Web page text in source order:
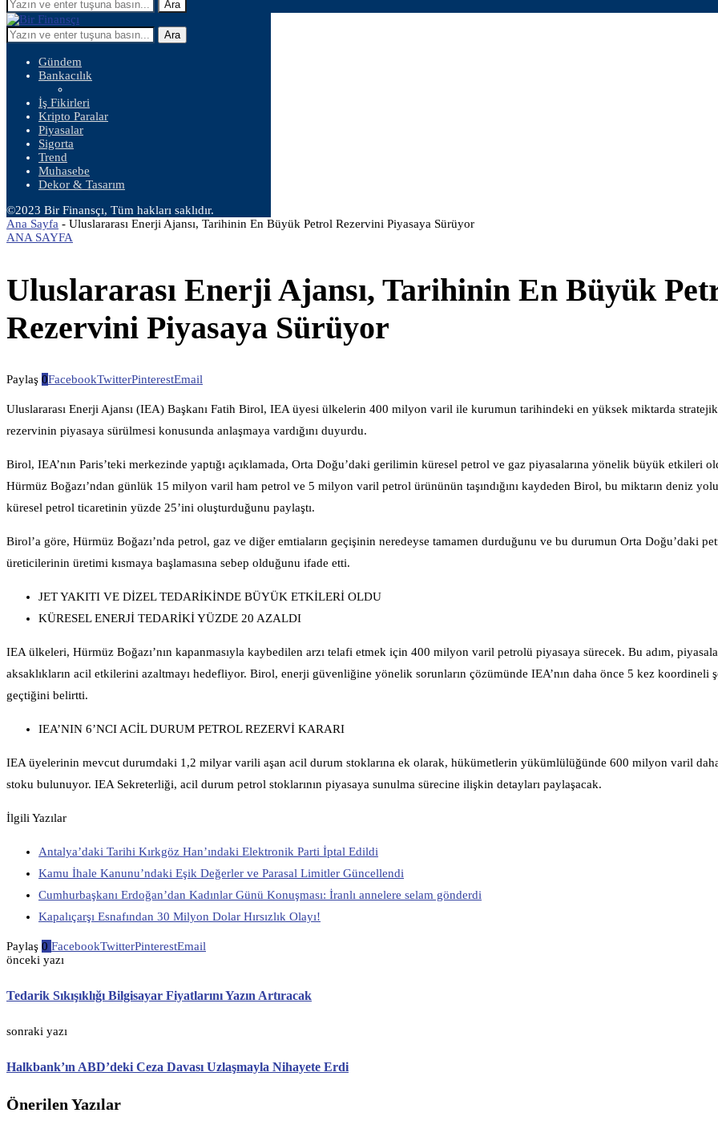
Ara
Ara
Gündem
Bankacılık
İş Fikirleri
Kripto Paralar
Piyasalar
Sigorta
Trend
Muhasebe
Dekor & Tasarım
©2023 Bir Finansçı, Tüm hakları saklıdır.
Ana Sayfa - Uluslararası Enerji Ajansı, Tarihinin En Büyük Petrol Rezervini Piyasaya Sürüyor
ANA SAYFA
Uluslararası Enerji Ajansı, Tarihinin En Büyük
Rezervini Piyasaya Sürüyor
Paylaş 0FacebookTwitterPinterestEmail
Uluslararası Enerji Ajansı (IEA) Başkanı Fatih Birol, IEA üyesi ülkelerin 400 milyon varil ile kurumun tarihindeki en yüksek miktarda
rezervinin piyasaya sürülmesi konusunda anlaşmaya vardığını duyurdu.
Birol, IEA’nın Paris’teki merkezinde yaptığı açıklamada, Orta Doğu’daki gerilimin küresel petrol ve gaz piyasalarına yönelik büyük etkileri
Hürmüz Boğazı’ndan günlük 15 milyon varil ham petrol ve 5 milyon varil petrol ürününün taşındığını kaydeden Birol, bu miktarın deniz
küresel petrol ticaretinin yüzde 25’ini oluşturduğunu paylaştı.
Birol’a göre, Hürmüz Boğazı’nda petrol, gaz ve diğer emtiaların geçişinin neredeyse tamamen durduğunu ve bu durumun Orta Doğu’daki
üreticilerinin üretimi kısmaya başlamasına sebep olduğunu ifade etti.
JET YAKITI VE DİZEL TEDARİKİNDE BÜYÜK ETKİLERİ OLDU
KÜRESEL ENERJİ TEDARİKİ YÜZDE 20 AZALDI
IEA ülkeleri, Hürmüz Boğazı’nın kapanmasıyla kaybedilen arzı telafi etmek için 400 milyon varil petrolü piyasaya sürecek. Bu adım,
aksaklıkların acil etkilerini azaltmayı hedefliyor. Birol, enerji güvenliğine yönelik sorunların çözümünde IEA’nın daha önce 5 kez koordineli
geçtiğini belirtti.
IEA’NIN 6’NCI ACİL DURUM PETROL REZERVİ KARARI
IEA üyelerinin mevcut durumdaki 1,2 milyar varili aşan acil durum stoklarına ek olarak, hükümetlerin yükümlülüğünde 600 milyon varil
stoku bulunuyor. IEA Sekreterliği, acil durum petrol stoklarının piyasaya sunulma sürecine ilişkin detayları paylaşacak.
İlgili Yazılar
Antalya’daki Tarihi Kırkgöz Han’ındaki Elektronik Parti İptal Edildi
Kamu İhale Kanunu’ndaki Eşik Değerler ve Parasal Limitler Güncellendi
Cumhurbaşkanı Erdoğan’dan Kadınlar Günü Konuşması: İranlı annelere selam gönderdi
Kapalıçarşı Esnafından 30 Milyon Dolar Hırsızlık Olayı!
Paylaş 0 FacebookTwitterPinterestEmail
önceki yazı
Tedarik Sıkışıklığı Bilgisayar Fiyatlarını Yazın Artıracak
sonraki yazı
Halkbank’ın ABD’deki Ceza Davası Uzlaşmayla Nihayete Erdi
Önerilen Yazılar